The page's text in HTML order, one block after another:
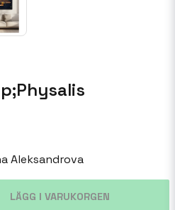
Aleksandrova
LÄGG I VARUKORGEN